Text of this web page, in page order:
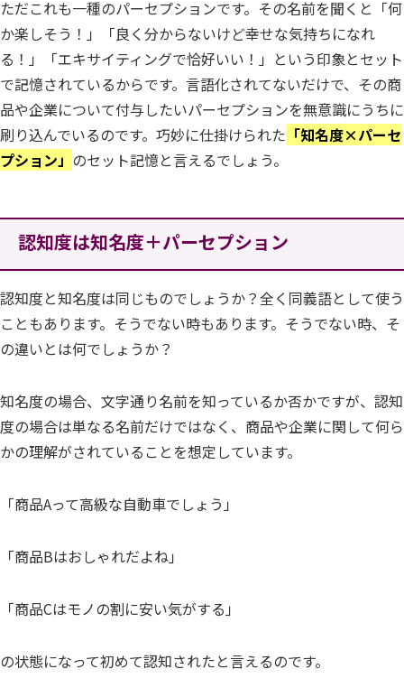
ただこれも一種のパーセプションです。その名前を聞くと「何
か楽しそう！」「良く分からないけど幸せな気持ちになれ
る！」「エキサイティングで恰好いい！」という印象とセット
で記憶されているからです。言語化されてないだけで、その商
品や企業について付与したいパーセプションを無意識にうちに
刷り込んでいるのです。巧妙に仕掛けられた 「知名度×パーセ
プション」 のセット記憶と言えるでしょう。
認知度は知名度＋パーセプション
認知度と知名度は同じものでしょうか？全く同義語として使う
こともあります。そうでない時もあります。そうでない時、そ
の違いとは何でしょうか？
知名度の場合、文字通り名前を知っているか否かですが、認知
度の場合は単なる名前だけではなく、商品や企業に関して何ら
かの理解がされていることを想定しています。
「商品Aって高級な自動車でしょう」
「商品Bはおしゃれだよね」
「商品Cはモノの割に安い気がする」
の状態になって初めて認知されたと言えるのです。